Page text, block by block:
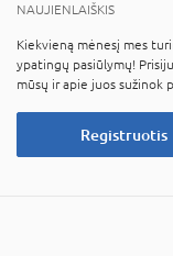
NAUJIENLAIŠKIS
Kiekvieną mėnesį mes
ypatingų pasiūlymų!
mūsų ir apie juos sužinok
Registruotis